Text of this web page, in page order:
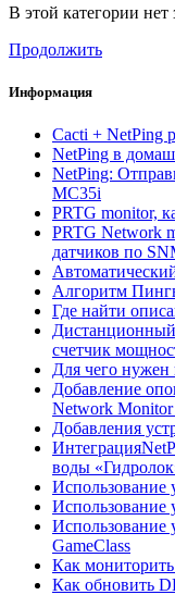
В этой категории нет
Продолжить
Информация
Cacti + NetPing
NetPing в
NetPing:
MC35i
PRTG monitor,
PRTG Network
датчиков по
Алгоритм
Где найти
Дистанционный
счетчик
Для чего нужен
Добавление
Network Monitor
Добавления
воды
Использование
Использование
Использование
GameClass
Как
Как обновить